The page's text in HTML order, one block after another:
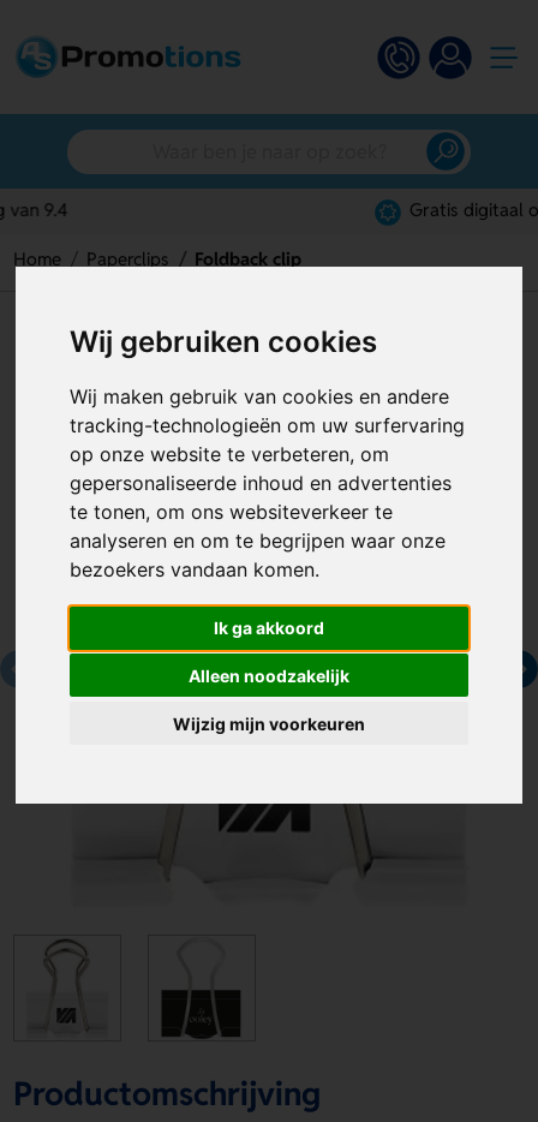
Wij gebruiken cookies
Wij maken gebruik van cookies en andere
tracking-technologieën om uw surfervaring
op onze website te verbeteren, om
gepersonaliseerde inhoud en advertenties
te tonen, om ons websiteverkeer te
analyseren en om te begrijpen waar onze
bezoekers vandaan komen.
Ik ga akkoord
Alleen noodzakelijk
Wijzig mijn voorkeuren
Gratis digitaal ontwerp
Home Paperclips Foldback clip
Foldback clip
Productomschrijving